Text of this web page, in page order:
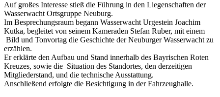
Auf großes Interesse stieß die Führung in den Liegenschaften der
Wasserwacht Ortsgruppe Neuburg.
Im Besprechungsraum begann Wasserwacht Urgestein Joachim
Kutka, begleitet von seinem Kameraden Stefan Ruber, mit einem
Bild und Tonvortag die Geschichte der Neuburger Wasserwacht zu
erzählen.
Er erklärte den Aufbau und Stand innerhalb des Bayrischen Roten
Kreuzes, sowie die Situation des Standortes, den derzeitigen
Mitgliederstand, und die technische Ausstattung.
Anschließend erfolgte die Besichtigung in der Fahrzeughalle.